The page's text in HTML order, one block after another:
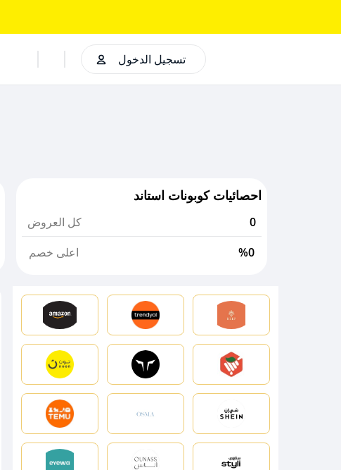
تسجيل الدخول
احصائيات كوبونات استاند
كل العروض
0
اعلى خصم
%0